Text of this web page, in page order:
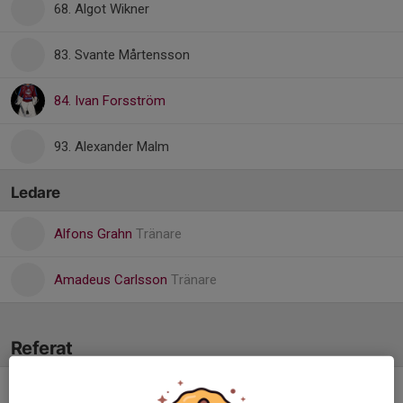
68. Algot Wikner
83. Svante Mårtensson
84. Ivan Forsström
93. Alexander Malm
Ledare
Alfons Grahn Tränare
Amadeus Carlsson Tränare
Referat
Förlust i seriepremiären